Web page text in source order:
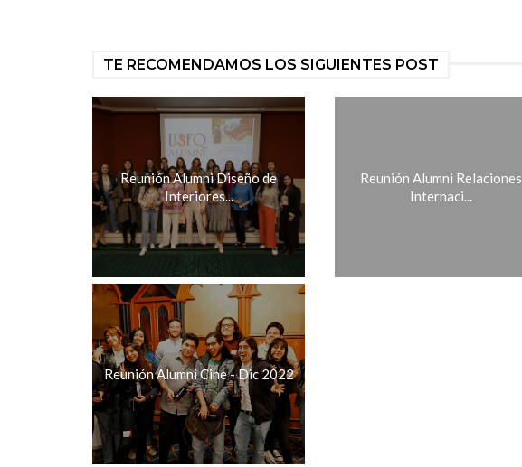
TE RECOMENDAMOS LOS SIGUIENTES POST
Reunión Alumni Diseño de
Interiores...
Reunión Alumni Relaciones
Internaci...
Reunión Alumni Cine - Dic 2022